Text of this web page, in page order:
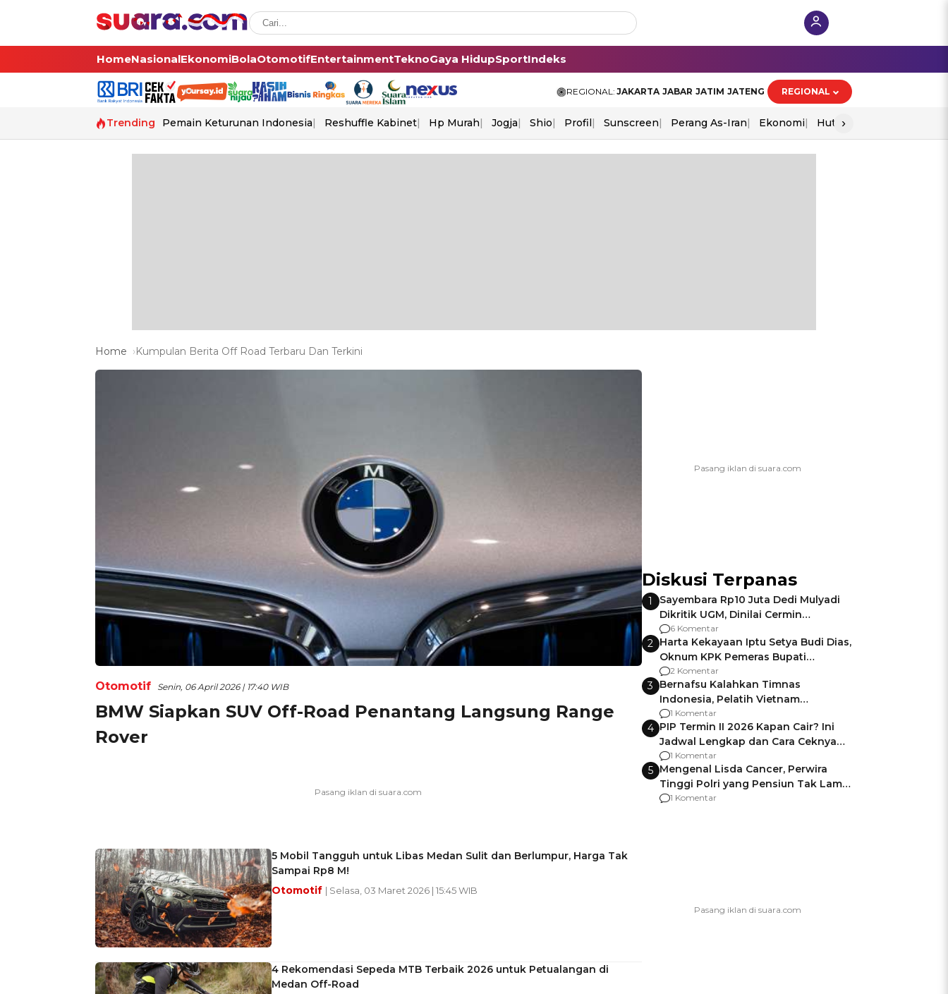
HomeNasionalEkonomiBolaOtomotifEntertainmentTeknoGaya HidupSportIndeks
REGIONAL: JAKARTA JABAR JATIM JATENG REGIONAL
Trending Pemain Keturunan Indonesia Reshuffle Kabinet Hp Murah Jogja Shio Profil Sunscreen Perang As-Iran Ekonomi Hut Ri
›
Home Kumpulan Berita Off Road Terbaru Dan Terkini
Otomotif Senin, 06 April 2026 | 17:40 WIB
BMW Siapkan SUV Off-Road Penantang Langsung Range
Rover
5 Mobil Tangguh untuk Libas Medan Sulit dan Berlumpur, Harga Tak
Sampai Rp8 M!
Otomotif | Selasa, 03 Maret 2026 | 15:45 WIB
4 Rekomendasi Sepeda MTB Terbaik 2026 untuk Petualangan di
Medan Off-Road
Diskusi Terpanas
1
Sayembara Rp10 Juta Dedi Mulyadi
Dikritik UGM, Dinilai Cermin
Gagalnya Negara Jamin Keamanan
6 Komentar
2 Harta Kekayaan Iptu Setya Budi Dias,
Oknum KPK Pemeras Bupati
Pemalang
2 Komentar
3 Bernafsu Kalahkan Timnas
Indonesia, Pelatih Vietnam
Berencana Pakai Jimat di Pakansari
1 Komentar
4 PIP Termin II 2026 Kapan Cair? Ini
Jadwal Lengkap dan Cara Ceknya
agar Dana Tidak Hangus!
1 Komentar
5 Mengenal Lisda Cancer, Perwira
Tinggi Polri yang Pensiun Tak Lama
Usai Jadi Brigjen
1 Komentar